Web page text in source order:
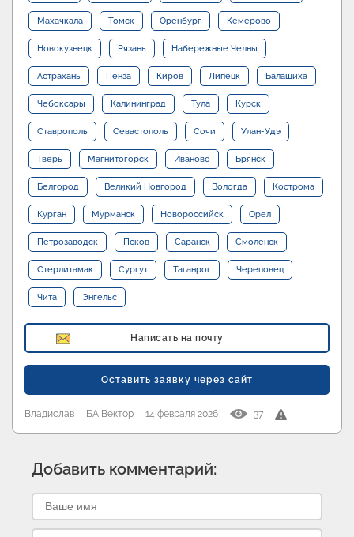
Махачкала Томск Оренбург Кемерово
Новокузнецк Рязань Набережные Челны
Астрахань Пенза Киров Липецк Балашиха
Чебоксары Калининград Тула Курск
Ставрополь Севастополь Сочи Улан-Удэ
Тверь Магнитогорск Иваново Брянск
Белгород Великий Новгород Вологда Кострома
Курган Мурманск Новороссийск Орел
Петрозаводск Псков Саранск Смоленск
Стерлитамак Сургут Таганрог Череповец
Чита Энгельс
Написать на почту
Оставить заявку через сайт
Владислав БА Вектор 14 февраля 2026 37
Добавить комментарий: